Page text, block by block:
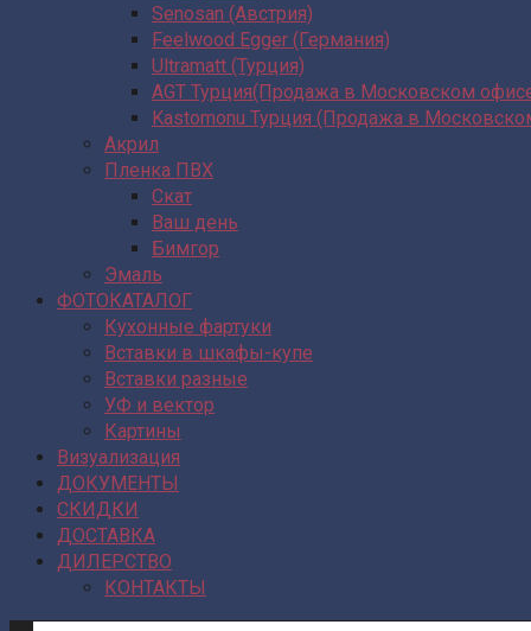
Senosan (Австрия)
Feelwood Egger (Германия)
Ultramatt (Турция)
AGT Турция(Продажа в Московском
Kastomonu Турция (Продажа в
Акрил
Пленка ПВХ
Скат
Ваш день
Бимгор
Эмаль
ФОТОКАТАЛОГ
Кухонные фартуки
Вставки в шкафы-купе
Вставки разные
УФ и вектор
Картины
Визуализация
ДОКУМЕНТЫ
СКИДКИ
ДОСТАВКА
ДИЛЕРСТВО
КОНТАКТЫ